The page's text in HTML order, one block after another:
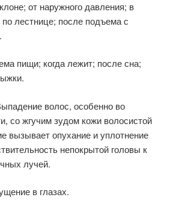
от наружного давления; в
лестнице; после подъема с
пищи; когда лежит; после сна;
волос, особенно во
со жгучим зудом кожи волосистой
вызывает опухание и уплотнение
непокрытой головы к
лучей.
в глазах.